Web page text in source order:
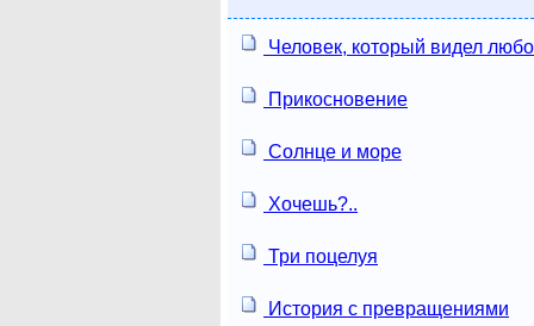
Человек, который видел
Прикосновение
Солнце и море
Хочешь?..
Три поцелуя
История с превращениями